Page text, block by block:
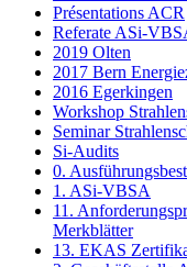
Présentations ACR
Referate ASi-
2019 Olten
2017 Bern
2016 Egerkingen
Workshop
Seminar
Si-Audits
0.
1. ASi-VBSA
11.
Merkblätter
13. EKAS